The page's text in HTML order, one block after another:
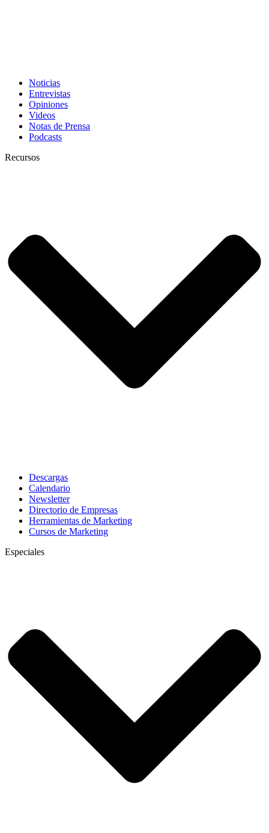
Noticias
Entrevistas
Opiniones
Videos
Notas de Prensa
Podcasts
Recursos
Descargas
Calendario
Newsletter
Directorio de Empresas
Herramientas de Marketing
Cursos de Marketing
Especiales